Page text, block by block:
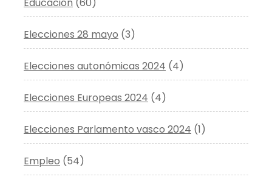
Educación (60)
Elecciones 28 mayo (3)
Elecciones autonómicas 2024 (4)
Elecciones Europeas 2024 (4)
Elecciones Parlamento vasco 2024 (1)
Empleo (54)